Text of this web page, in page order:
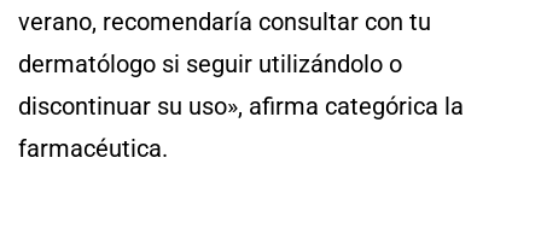
verano, recomendaría consultar con tu
dermatólogo si seguir utilizándolo o
discontinuar su uso», afirma categórica la
farmacéutica.